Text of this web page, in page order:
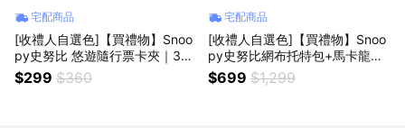
宅配商品
[收禮人自選色]【買禮物】Snoo
py史努比 悠遊隨行票卡夾｜3色
可選
$299 $360
宅配商品
[收禮人自選色]【買禮物】Snoo
py史努比網布托特包+馬卡龍霧
面吸管杯__隨機色 歐拉夫 胡土托
兩用提袋 手提袋 吸管杯 隨身杯
$699 $1,299